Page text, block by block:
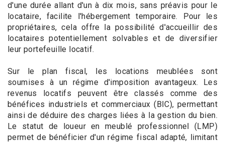
d'une durée allant d'un à dix mois, sans préavis pour le
locataire, facilite l'hébergement temporaire. Pour les
propriétaires, cela offre la possibilité d'accueillir des
locataires potentiellement solvables et de diversifier
leur portefeuille locatif.
Sur le plan fiscal, les locations meublées sont
soumises à un régime d'imposition avantageux. Les
revenus locatifs peuvent être classés comme des
bénéfices industriels et commerciaux (BIC), permettant
ainsi de déduire des charges liées à la gestion du bien.
Le statut de loueur en meublé professionnel (LMP)
permet de bénéficier d'un régime fiscal adapté, limitant